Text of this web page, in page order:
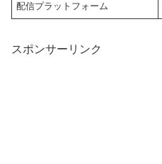
配信プラットフォーム
スポンサーリンク